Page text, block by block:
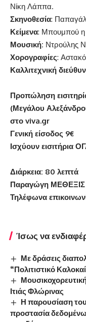
Νίκη Λάππα.
Σκηνοθεσία:
Κείμενα: Μπουμπού
Μουσική: Ντρούλης
Χορογραφίες:
Καλλιτεχνική
Προπώληση
(Μεγάλου
στο viva.gr
Γενική είσοδος 9€
Ισχύουν εισιτήρια
Διάρκεια: 80 λεπτά
Παραγώγη ΜΕΘΕΞΙΣ
Τηλέφωνα
Ίσως να
Με δράσεις
“Πολιτιστικό
Ιτιάς Φλώρινας
Η παρουσίαση του
προστασία